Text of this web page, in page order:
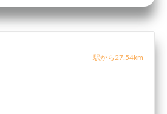
駅から27.54km